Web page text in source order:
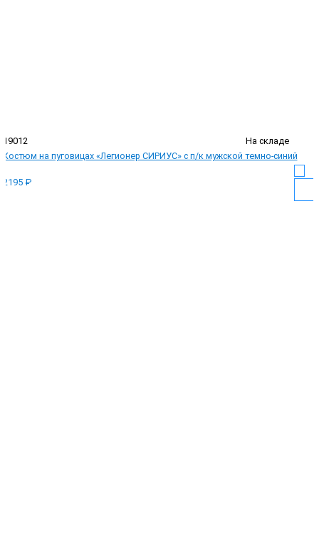
19012
На складе
Костюм на пуговицах «Легионер СИРИУС» с п/к мужской темно-синий
2195 ₽